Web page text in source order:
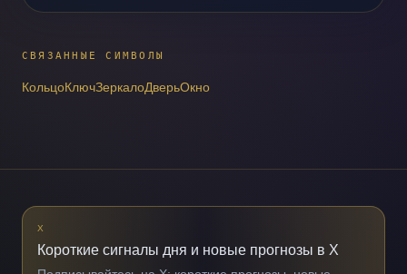
СВЯЗАННЫЕ СИМВОЛЫ
КольцоКлючЗеркалоДверьОкно
X
Короткие сигналы дня и новые прогнозы в X